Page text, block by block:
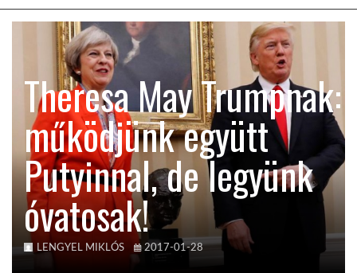
TROPICALMAGAZIN
GLOBOTV
AFRIKA TUDÁSTÁR
A NAP SZÉPE
Theresa May Trumpnak:
működjünk együtt
Putyinnal, de legyünk
óvatosak!
LENGYEL MIKLÓS 2017-01-28